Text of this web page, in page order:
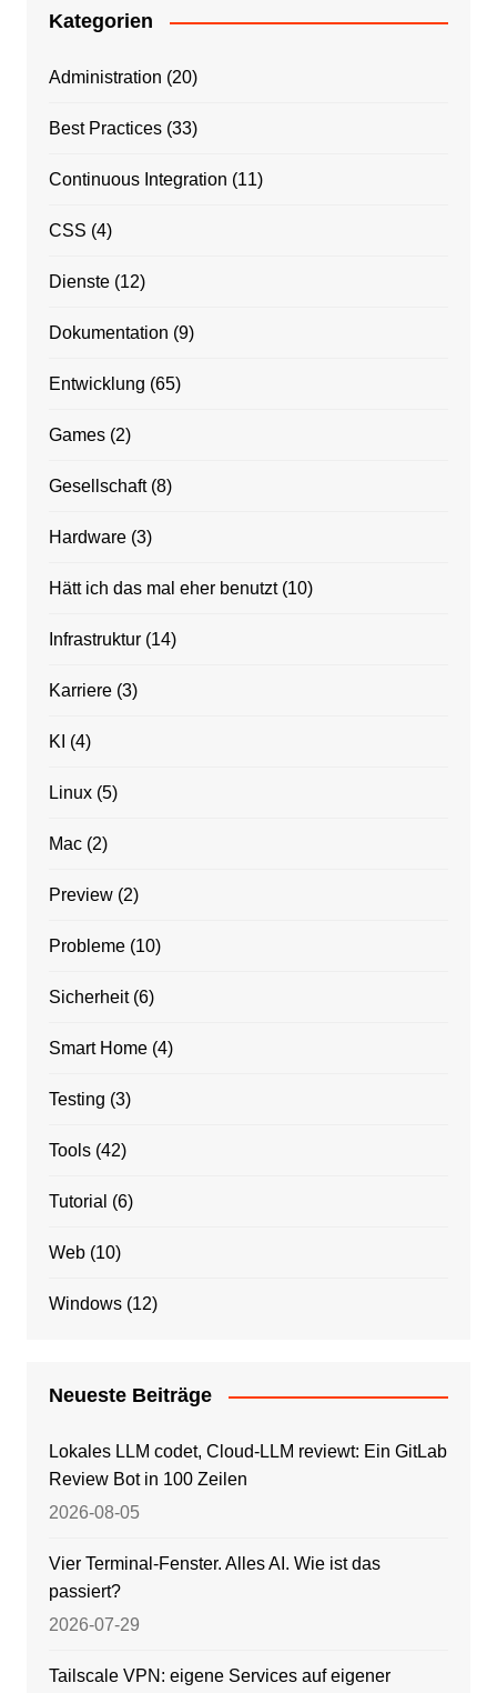
Kategorien
Administration (20)
Best Practices(33)
Continuous Integration (11)
CSS (4)
Dienste(12)
Dokumentation (9)
Entwicklung (65)
Games(2)
Gesellschaft(8)
Hardware(3)
Hätt ich das mal eher benutzt(10)
Infrastruktur(14)
Karriere(3)
KI (4)
Linux(5)
Mac(2)
Preview(2)
Probleme(10)
Sicherheit(6)
Smart Home(4)
Testing (3)
Tools(42)
Tutorial (6)
Web(10)
Windows(12)
Neueste Beiträge
Lokales LLM codet, Cloud-LLM reviewt: Ein GitLab
Review Bot in 100 Zeilen
2026-08-05
Vier Terminal-Fenster. Alles AI. Wie ist das
passiert?
2026-07-29
Tailscale VPN: eigene Services auf eigener